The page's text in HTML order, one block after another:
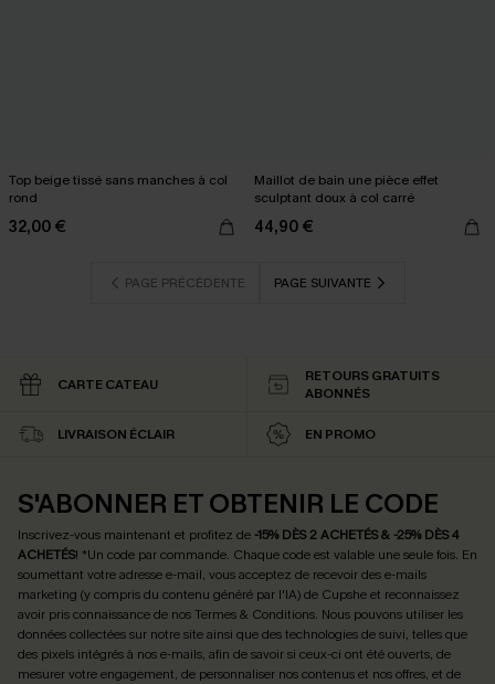
Top beige tissé sans manches à col
rond
32,00 €
Maillot de bain une pièce effet
sculptant doux à col carré
44,90 €
PAGE PRÉCÉDENTE PAGE SUIVANTE
CARTE CATEAU
RETOURS GRATUITS
ABONNÉS
LIVRAISON ÉCLAIR EN PROMO
S'ABONNER ET OBTENIR LE CODE
Inscrivez-vous maintenant et profitez de -15% DÈS 2 ACHETÉS & -25% DÈS 4
ACHETÉS! *Un code par commande. Chaque code est valable une seule fois. En
soumettant votre adresse e-mail, vous acceptez de recevoir des e-mails
marketing (y compris du contenu généré par l'IA) de Cupshe et reconnaissez
avoir pris connaissance de nosTermes & Conditions. Nous pouvons utiliser les
données collectées sur notre site ainsi que des technologies de suivi, telles que
des pixels intégrés à nos e-mails, afin de savoir si ceux-ci ont été ouverts, de
mesurer votre engagement, de personnaliser nos contenus et nos offres, et de